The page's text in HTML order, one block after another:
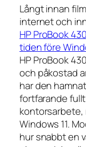
Långt innan
internet och
HP ProBook
tiden före
HP ProBook
och påkostad
har den
fortfarande
Windows 11.
hur snabbt en